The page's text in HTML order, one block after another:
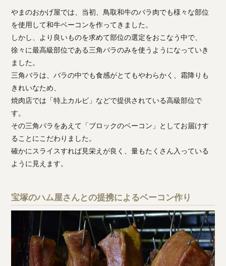
やまのおかげ屋では、当初、鳥取和牛のバラ肉でも様々な部位
を使用して和牛ベーコンを作ってきました。
しかし、より良いものを求めて部位の選定をおこなう中で、
徐々に最高級部位である三角バラのみを使うようになっていき
ました。
三角バラは、バラの中でも食感がとてもやわらかく、霜降りも
きれいなため、
焼肉店では「特上カルビ」などで提供されている高級部位で
す。
その三角バラをあえて「ブロックのベーコン」としてお届けす
ることにこだわりました。
確かにスライスすれば見栄えが良く、量もたくさん入っている
ように見えます。
宝塚のハム屋さんとの提携によるベーコン作り